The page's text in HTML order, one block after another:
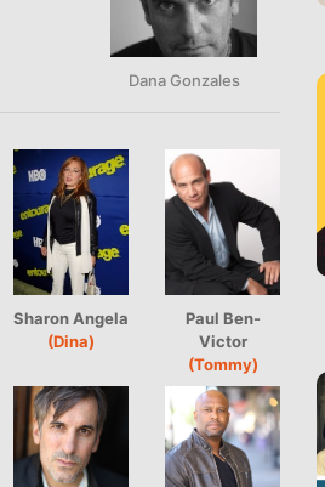
Dana Gonzales
Sharon Angela
(Dina)
Paul Ben-
Victor
(Tommy)